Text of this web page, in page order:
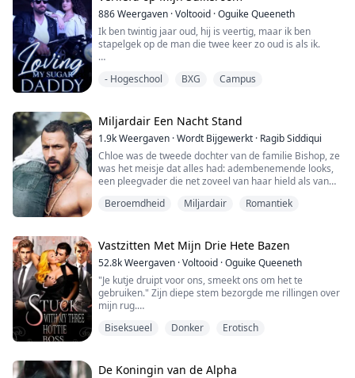
886Weergaven ·Voltooid ·Oguike Queeneth
Ik ben twintig jaar oud, hij is veertig, maar ik ben
stapelgek op de man die twee keer zo oud is als ik.
"Laat Papa je beter laten voelen," kreunde ik, terwijl ik
Hij begon me sneller te vingeren en mijn gedachten
waren in een roes.
"Kreun mijn n...
- Hogeschool BXG Campus
Miljardair Een Nacht Stand
1.9kWeergaven ·Wordt Bijgewerkt · Ragib Siddiqui
Chloe was de tweede dochter van de familie Bishop, ze
was het meisje dat alles had: adembenemende looks,
een pleegvader die net zoveel van haar hield als van
knap en rijk was.
ook een pleegmoeder en -zus had die alles wat ze had
konden ruïneren.
De avond voor het verlovingsfeest, verdoofd...
Beroemdheid Miljardair Romantiek
Vastzitten Met Mijn Drie Hete Bazen
52.8kWeergaven ·Voltooid ·Oguike Queeneth
"Je kutje druipt voor ons, smeekt ons om het te
gebruiken." Zijn diepe stem bezorgde me rillingen over
mijn rug.
"Wil je dat, schatje? Wil je dat we je kleine kutje geven
"J...ja, meneer," ademde ik.
Biseksueel Donker Erotisch
De Koningin van de Alpha